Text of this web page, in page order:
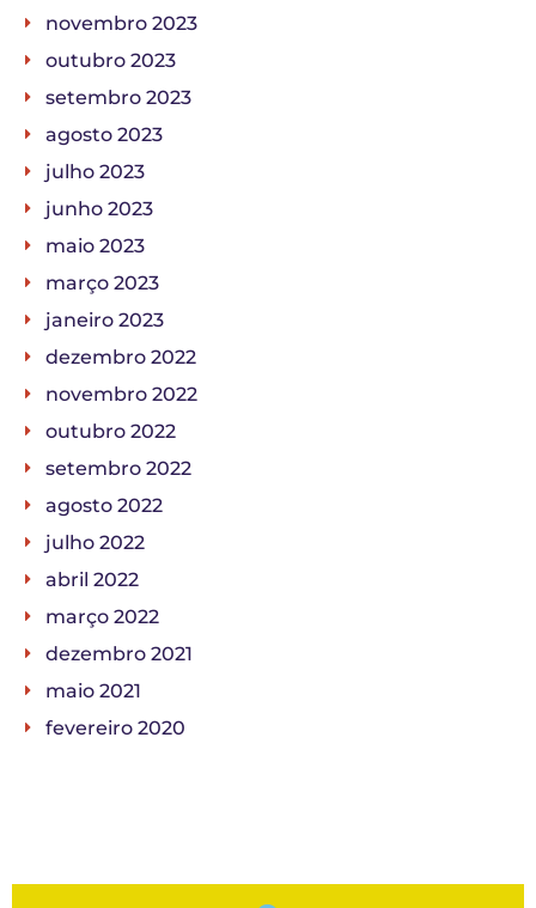
novembro 2023
outubro 2023
setembro 2023
agosto 2023
julho 2023
junho 2023
maio 2023
março 2023
janeiro 2023
dezembro 2022
novembro 2022
outubro 2022
setembro 2022
agosto 2022
julho 2022
abril 2022
março 2022
dezembro 2021
maio 2021
fevereiro 2020